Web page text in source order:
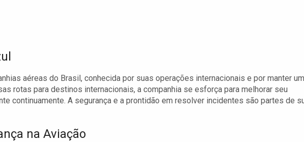
aéreas do Brasil, conhecida por suas operações internacionais e por manter
rotas para destinos internacionais, a companhia se esforça para melhorar seu
continuamente. A segurança e a prontidão em resolver incidentes são partes de
na Aviação